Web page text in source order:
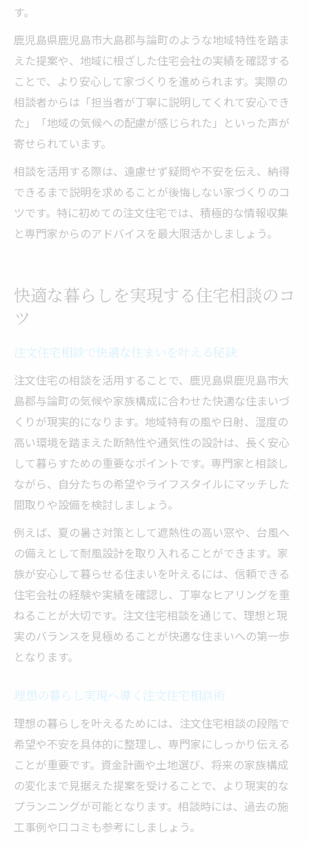
す。
鹿児島県鹿児島市大島郡与論町のような地域特性を踏ま
えた提案や、地域に根ざした住宅会社の実績を確認する
ことで、より安心して家づくりを進められます。実際の
相談者からは「担当者が丁寧に説明してくれて安心でき
た」「地域の気候への配慮が感じられた」といった声が
寄せられています。
相談を活用する際は、遠慮せず疑問や不安を伝え、納得
できるまで説明を求めることが後悔しない家づくりのコ
ツです。特に初めての注文住宅では、積極的な情報収集
と専門家からのアドバイスを最大限活かしましょう。
快適な暮らしを実現する住宅相談のコ
ツ
注文住宅相談で快適な住まいを叶える秘訣
注文住宅の相談を活用することで、鹿児島県鹿児島市大
島郡与論町の気候や家族構成に合わせた快適な住まいづ
くりが現実的になります。地域特有の風や日射、湿度の
高い環境を踏まえた断熱性や通気性の設計は、長く安心
して暮らすための重要なポイントです。専門家と相談し
ながら、自分たちの希望やライフスタイルにマッチした
間取りや設備を検討しましょう。
例えば、夏の暑さ対策として遮熱性の高い窓や、台風へ
の備えとして耐風設計を取り入れることができます。家
族が安心して暮らせる住まいを叶えるには、信頼できる
住宅会社の経験や実績を確認し、丁寧なヒアリングを重
ねることが大切です。注文住宅相談を通じて、理想と現
実のバランスを見極めることが快適な住まいへの第一歩
となります。
理想の暮らし実現へ導く注文住宅相談術
理想の暮らしを叶えるためには、注文住宅相談の段階で
希望や不安を具体的に整理し、専門家にしっかり伝える
ことが重要です。資金計画や土地選び、将来の家族構成
の変化まで見据えた提案を受けることで、より現実的な
プランニングが可能となります。相談時には、過去の施
工事例や口コミも参考にしましょう。